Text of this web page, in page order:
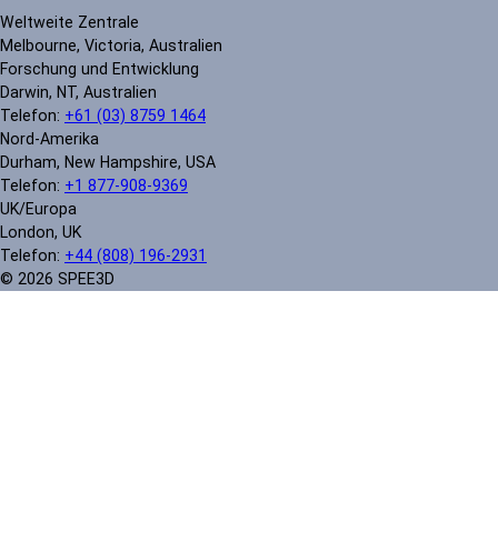
Weltweite Zentrale
Melbourne, Victoria, Australien
Forschung und Entwicklung
Darwin, NT, Australien
Telefon: +61 (03) 8759 1464
Nord-Amerika
Durham, New Hampshire, USA
Telefon: +1 877-908-9369
UK/Europa
London, UK
Telefon: +44 (808) 196-2931
© 2026 SPEE3D